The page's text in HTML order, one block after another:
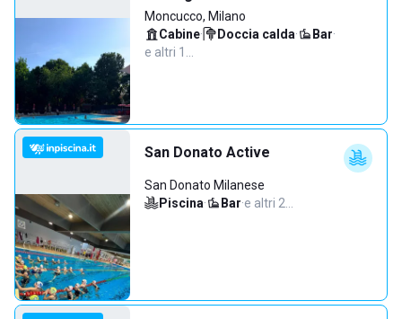
Moncucco, Milano
Cabine· Doccia calda· Bar·
e altri 1…
San Donato Active
San Donato Milanese
Piscina· Bar·e altri 2…